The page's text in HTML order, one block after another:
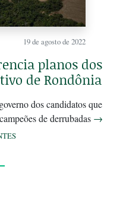
19 de agosto de 2022
planos dos
de Rondônia
dos candidatos que
de derrubadas →